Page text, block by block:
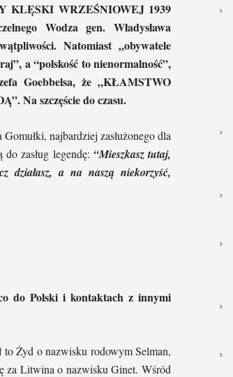
KLĘSKI WRZEŚNIOWEJ 1939
Wodza gen. Władysława
Natomiast „obywatele
a “polskość to nienormalność”,
Goebbelsa, że „KŁAMSTWO
Na szczęście do czasu.
najbardziej zasłużonego dla
zasług legendę: “Mieszkasz tutaj,
działasz, a na naszą niekorzyść,
do Polski i kontaktach z innymi
Żyd o nazwisku rodowym Selman,
za Litwina o nazwisku Ginet. Wśród